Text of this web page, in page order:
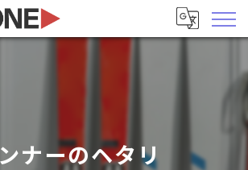
ナーのヘタリ